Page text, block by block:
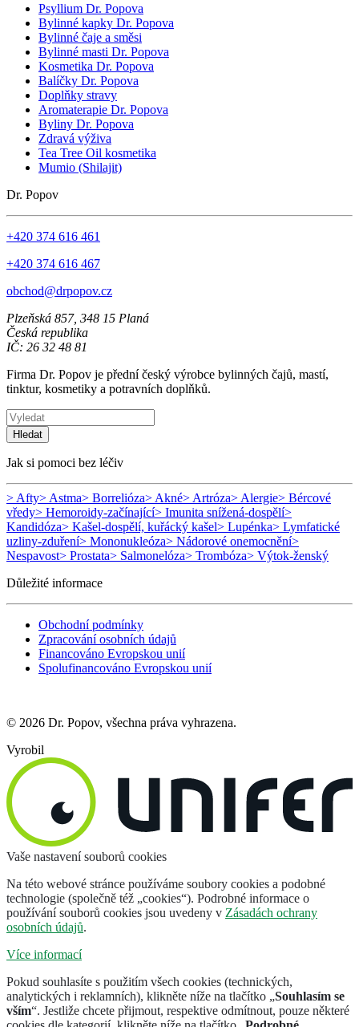
Psyllium Dr. Popova
Bylinné kapky Dr. Popova
Bylinné čaje a směsi
Bylinné masti Dr. Popova
Kosmetika Dr. Popova
Balíčky Dr. Popova
Doplňky stravy
Aromaterapie Dr. Popova
Byliny Dr. Popova
Zdravá výživa
Tea Tree Oil kosmetika
Mumio (Shilajit)
Dr. Popov
+420 374 616 461
+420 374 616 467
obchod@drpopov.cz
Plzeňská 857, 348 15 Planá
Česká republika
IČ: 26 32 48 81
Firma Dr. Popov je přední český výrobce bylinných čajů, mastí,
tinktur, kosmetiky a potravních doplňků.
Hledat
Jak si pomoci bez léčiv
> Afty> Astma> Borrelióza> Akné> Artróza> Alergie> Bércové
vředy> Hemoroidy-začínající> Imunita snížená-dospělí>
Kandidóza> Kašel-dospělí, kuřácký kašel> Lupénka> Lymfatické
uzliny-zduření> Mononukleóza> Nádorové onemocnění>
Nespavost> Prostata> Salmonelóza> Trombóza> Výtok-ženský
Důležité informace
Obchodní podmínky
Zpracování osobních údajů
Financováno Evropskou unií
Spolufinancováno Evropskou unií
© 2026 Dr. Popov, všechna práva vyhrazena.
Vyrobil
Vaše nastavení souborů cookies
Na této webové stránce používáme soubory cookies a podobné
technologie (společně též „cookies“). Podrobné informace o
používání souborů cookies jsou uvedeny v Zásadách ochrany
osobních údajů.
Více informací
Pokud souhlasíte s použitím všech cookies (technických,
analytických i reklamních), klikněte níže na tlačítko „Souhlasím se
vším“. Jestliže chcete přijmout, respektive odmítnout, pouze některé